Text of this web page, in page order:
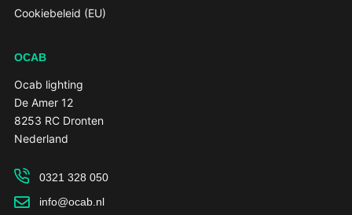
Cookiebeleid (EU)
OCAB
Ocab lighting
De Amer 12
8253 RC Dronten
Nederland
0321 328 050
info@ocab.nl